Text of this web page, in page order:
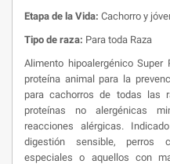
Etapa de la Vida: Cachorro y
Tipo de raza: Para toda Raza
Alimento hipoalergénico
proteína animal para la
para cachorros de todas las
proteínas no alergénicas
reacciones alérgicas.
digestión sensible, perros
especiales o aquellos con